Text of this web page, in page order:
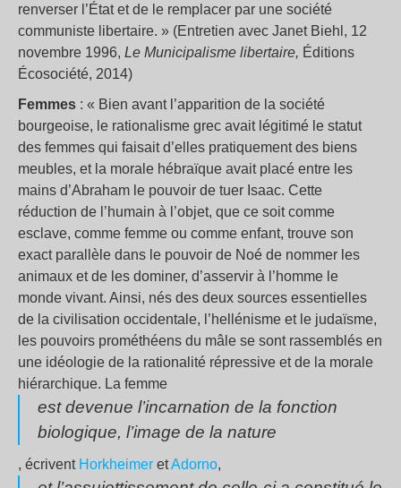
renverser l’État et de le remplacer par une société
communiste libertaire. » (Entretien avec Janet Biehl, 12
novembre 1996, Le Municipalisme libertaire, Éditions
Écosociété, 2014)
Femmes : « Bien avant l’apparition de la société
bourgeoise, le rationalisme grec avait légitimé le statut
des femmes qui faisait d’elles pratiquement des biens
meubles, et la morale hébraïque avait placé entre les
mains d’Abraham le pouvoir de tuer Isaac. Cette
réduction de l’humain à l’objet, que ce soit comme
esclave, comme femme ou comme enfant, trouve son
exact parallèle dans le pouvoir de Noé de nommer les
animaux et de les dominer, d’asservir à l’homme le
monde vivant. Ainsi, nés des deux sources essentielles
de la civilisation occidentale, l’hellénisme et le judaïsme,
les pouvoirs prométhéens du mâle se sont rassemblés en
une idéologie de la rationalité répressive et de la morale
hiérarchique. La femme
est devenue l’incarnation de la fonction
biologique, l’image de la nature
, écrivent Horkheimer etAdorno,